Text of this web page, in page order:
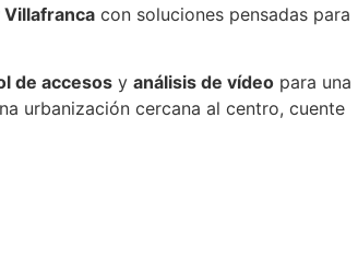
Villafranca con soluciones pensadas para
de accesos y análisis de vídeo para una
urbanización cercana al centro, cuente